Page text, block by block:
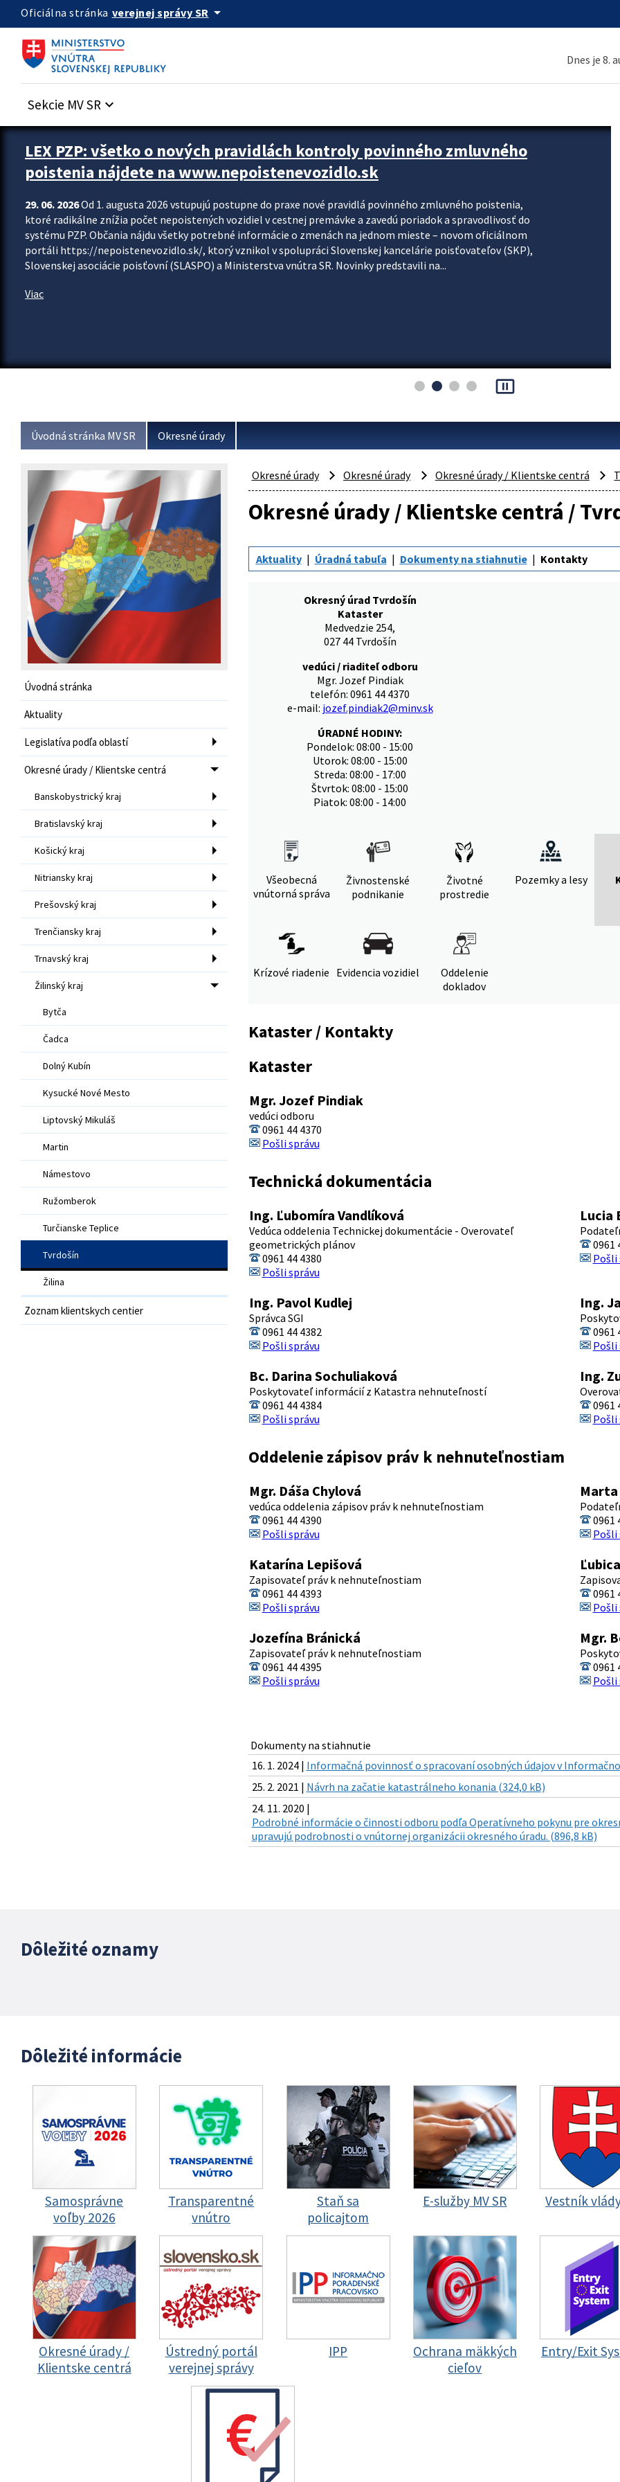
Preskocit na hlavný obsah
Oficiálna stránka verejnej správy SR arrow_drop_down
Dnes je 8.
Sekcie MV SR keyboard_arrow_down
Zastavit automatický posun upútavok
LEX PZP: všetko o nových pravidlách kontroly povinného zmluvného
poistenia nájdete na www.nepoistenevozidlo.sk
29. 06. 2026Od 1. augusta 2026 vstupujú postupne do praxe nové pravidlá povinného zmluvného poistenia,
ktoré radikálne znížia počet nepoistených vozidiel v cestnej premávke a zavedú poriadok a spravodlivosť do
systému PZP. Občania nájdu všetky potrebné informácie o zmenách na jednom mieste – novom oficiálnom
portáli https://nepoistenevozidlo.sk/, ktorý vznikol v spolupráci Slovenskej kancelárie poisťovateľov (SKP),
Slovenskej asociácie poisťovní (SLASPO) a Ministerstva vnútra SR. Novinky predstavili na...
Viac
pause_presentation
Úvodná stránka MV SR Okresné úrady
Úvodná stránka
Aktuality
Legislatíva podľa oblastí
Okresné úrady / Klientske centrá
Banskobystrický kraj
Bratislavský kraj
Košický kraj
Nitriansky kraj
Prešovský kraj
Trenčiansky kraj
Trnavský kraj
Žilinský kraj
Bytča
Čadca
Dolný Kubín
Kysucké Nové Mesto
Liptovský Mikuláš
Martin
Námestovo
Ružomberok
Turčianske Teplice
Tvrdošín
Žilina
Zoznam klientskych centier
Okresné úrady Okresné úrady Okresné úrady / Klientske centrá
Okresné úrady / Klientske centrá /
Aktuality Úradná tabuľa Dokumenty na stiahnutie Kontakty
Okresný úrad Tvrdošín
Kataster
Medvedzie 254,
027 44 Tvrdošín
vedúci / riaditeľ odboru
Mgr. Jozef Pindiak
telefón: 0961 44 4370
e-mail: jozef.pindiak2@minv.sk
ÚRADNÉ HODINY:
Pondelok: 08:00 - 15:00
Utorok: 08:00 - 15:00
Streda: 08:00 - 17:00
Štvrtok: 08:00 - 15:00
Piatok: 08:00 - 14:00
Všeobecná
vnútorná správa
Živnostenské
podnikanie
Životné
prostredie
Pozemky a lesy
Krízové riadenie Evidencia vozidiel
Oddelenie
dokladov
Kataster / Kontakty
Kataster
Mgr. Jozef Pindiak
vedúci odboru
0961 44 4370
Pošli správu
Technická dokumentácia
Ing. Ľubomíra Vandlíková
Vedúca oddelenia Technickej dokumentácie - Overovateľ
geometrických plánov
0961 44 4380
Pošli správu
Lucia
0961
Pošli
Ing. Pavol Kudlej
Správca SGI
0961 44 4382
Pošli správu
Ing.
0961
Pošli
Bc. Darina Sochuliaková
Poskytovateľ informácií z Katastra nehnuteľností
0961 44 4384
Pošli správu
Ing.
0961
Pošli
Oddelenie zápisov práv k nehnuteľnostiam
Mgr. Dáša Chylová
vedúca oddelenia zápisov práv k nehnuteľnostiam
0961 44 4390
Pošli správu
Marta
0961
Pošli
Katarína Lepišová
Zapisovateľ práv k nehnuteľnostiam
0961 44 4393
Pošli správu
0961
Pošli
Jozefína Bránická
Zapisovateľ práv k nehnuteľnostiam
0961 44 4395
Pošli správu
Mgr.
0961
Pošli
Dokumenty na stiahnutie
16. 1. 2024 | Informačná povinnosť o spracovaní osobných údajov v
25. 2. 2021 | Návrh na začatie katastrálneho konania (324,0 kB)
24. 11. 2020 |
Podrobné informácie o činnosti odboru podľa Operatívneho pokynu pre
upravujú podrobnosti o vnútornej organizácii okresného úradu. (896,8 kB)
Dôležité oznamy
Dôležité informácie
Samosprávne
voľby 2026
Transparentné
vnútro
Staň sa
policajtom
E-služby MV SR Vestník
Okresné úrady /
Klientske centrá
Ústredný portál
verejnej správy
IPP
Ochrana mäkkých
cieľov
Entry/Exit